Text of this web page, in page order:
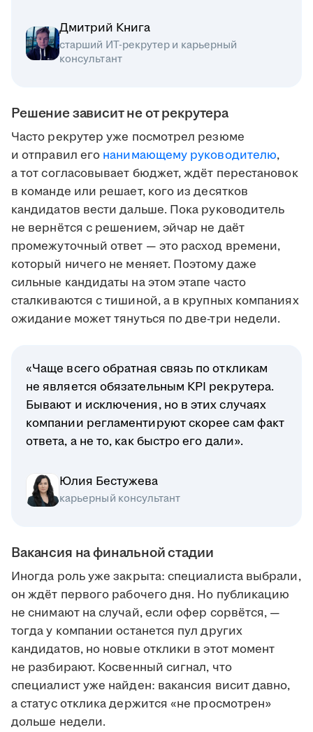
Дмитрий Книга
старший ИТ-рекрутер и карьерный
консультант
Решение зависит не от рекрутера
Часто рекрутер уже посмотрел резюме
и отправил его нанимающему руководителю,
а тот согласовывает бюджет, ждёт перестановок
в команде или решает, кого из десятков
кандидатов вести дальше. Пока руководитель
не вернётся с решением, эйчар не даёт
промежуточный ответ — это расход времени,
который ничего не меняет. Поэтому даже
сильные кандидаты на этом этапе часто
сталкиваются с тишиной, а в крупных компаниях
ожидание может тянуться по две-три недели.
«Чаще всего обратная связь по откликам
не является обязательным KPI рекрутера.
Бывают и исключения, но в этих случаях
компании регламентируют скорее сам факт
ответа, а не то, как быстро его дали».
Юлия Бестужева
карьерный консультант
Вакансия на финальной стадии
Иногда роль уже закрыта: специалиста выбрали,
он ждёт первого рабочего дня. Но публикацию
не снимают на случай, если офер сорвётся, —
тогда у компании останется пул других
кандидатов, но новые отклики в этот момент
не разбирают. Косвенный сигнал, что
специалист уже найден: вакансия висит давно,
а статус отклика держится «не просмотрен»
дольше недели.